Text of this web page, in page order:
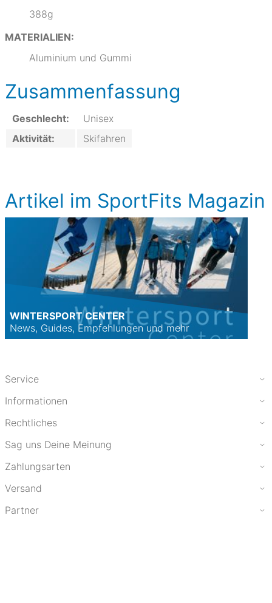
388g
MATERIALIEN:
Aluminium und Gummi
Zusammenfassung
Geschlecht:
Unisex
Aktivität:
Skifahren
Artikel im SportFits Magazin
WINTERSPORT CENTER
News, Guides, Empfehlungen und mehr
Service
Informationen
Rechtliches
Sag uns Deine Meinung
Zahlungsarten
Versand
Partner